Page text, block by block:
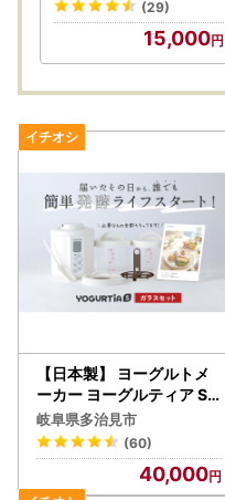
【お申込み前に必ずご確認
破損・欠陥について
※お名前に旧字体または機
合、当市からお送りする
メールソフトにて文字化
何卒ご了承ください。
【ワンストップ申請のご
・オンライン申請（ふる
マイナンバーカードをお
ふるまど
【2】紙（郵送）での申請
・郵便でお届けしており
に必要事項をご記入いた
先〉までご提出をお願いい
(29)
15,000
【日本製】 ヨーグルトメ
ーカー ヨーグルティア S
ガラスセット （ホワイト
） 最新機種YS-02G HARI
O ハリオ 多治見市 / タニカ
電器販売 [TAS016]
岐阜県多治見市
(60)
40,000